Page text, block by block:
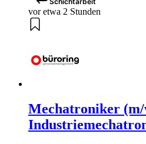
vor etwa 2 Stunden
Mechatroniker